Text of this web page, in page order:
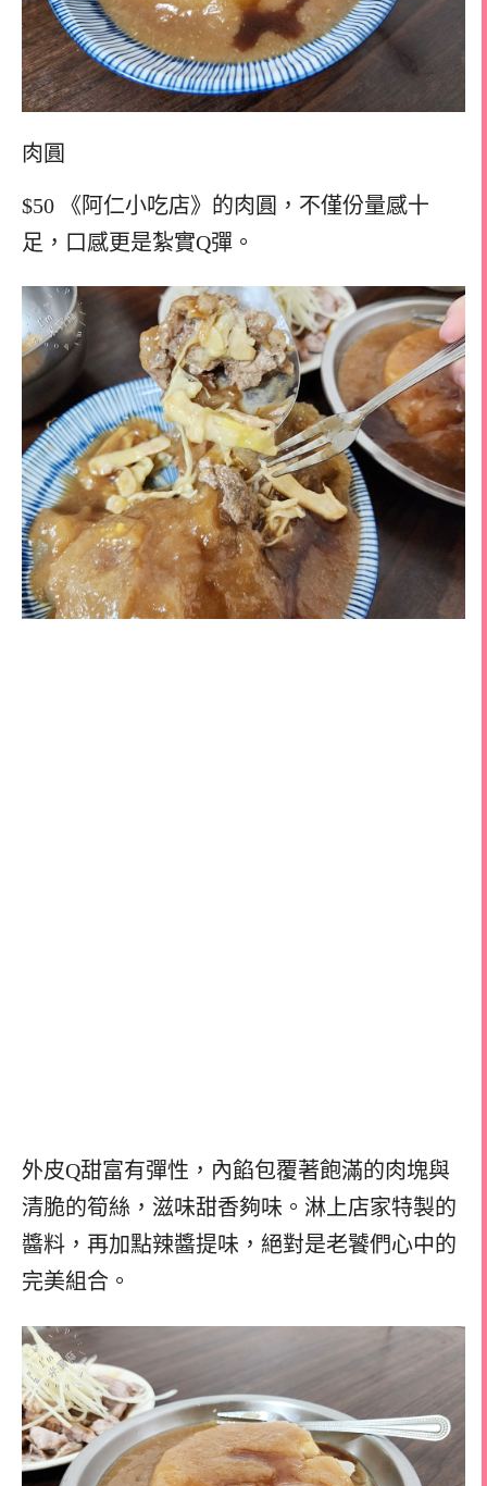
肉圓
$50 《阿仁小吃店》的肉圓，不僅份量感十
足，口感更是紮實Q彈。
外皮Q甜富有彈性，內餡包覆著飽滿的肉塊與
清脆的筍絲，滋味甜香夠味。淋上店家特製的
醬料，再加點辣醬提味，絕對是老饕們心中的
完美組合。